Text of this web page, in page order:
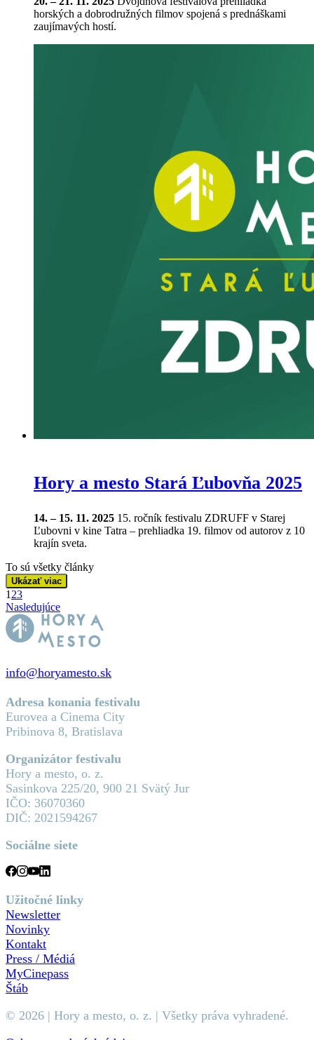
horských a dobrodružných filmov spojená s prednáškami
zaujímavých hostí.
Hory a mesto Stará Ľubovňa 2025
14. – 15. 11. 2025 15. ročník festivalu ZDRUFF v Starej
Ľubovni v kine Tatra – prehliadka 19. filmov od autorov z 10
krajín sveta.
To sú všetky články
Ukázať viac
1 23
Nasledujúce
info@horyamesto.sk
Adresa konania festivalu
Eurovea a Cinema City
Pribinova 8, Bratislava
Organizátor festivalu
Hory a mesto, o. z.
Sasinkova 225/20, 900 21 Svätý Jur
IČO: 36070360
DIČ: 2021594267
Sociálne siete
Užitočné linky
Newsletter
Novinky
Kontakt
Press / Médiá
MyCinepass
Štáb
© 2026 | Hory a mesto, o. z. | Všetky práva vyhradené.